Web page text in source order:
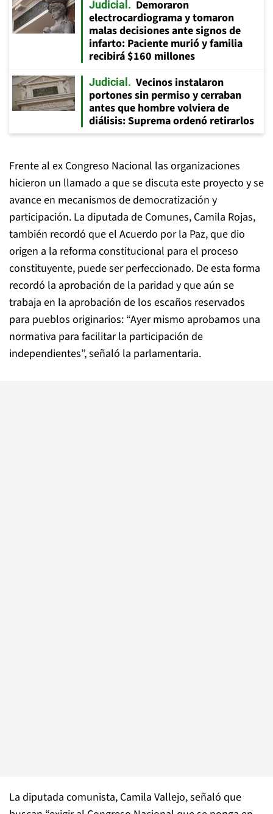
Judicial
Demoraron
electrocardiograma y tomaron
malas decisiones ante signos de
infarto: Paciente murió y familia
recibirá $160 millones
Judicial
Vecinos instalaron
portones sin permiso y cerraban
antes que hombre volviera de
diálisis: Suprema ordenó retirarlos
Frente al ex Congreso Nacional las organizaciones
hicieron un llamado a que se discuta este proyecto y se
avance en mecanismos de democratización y
participación. La diputada de Comunes, Camila Rojas,
también recordó que el Acuerdo por la Paz, que dio
origen a la reforma constitucional para el proceso
constituyente, puede ser perfeccionado. De esta forma
recordó la aprobación de la paridad y que aún se
trabaja en la aprobación de los escaños reservados
para pueblos originarios: “Ayer mismo aprobamos una
normativa para facilitar la participación de
independientes”, señaló la parlamentaria.
La diputada comunista, Camila Vallejo, señaló que